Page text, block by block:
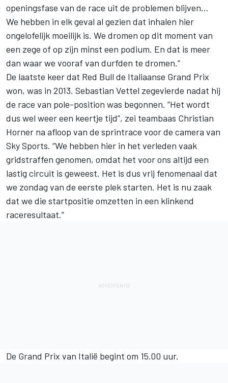
openingsfase van de race uit de problemen blijven...
We hebben in elk geval al gezien dat inhalen hier
ongelofelijk moeilijk is. We dromen op dit moment van
een zege of op zijn minst een podium. En dat is meer
dan waar we vooraf van durfden te dromen.”
De laatste keer dat Red Bull de Italiaanse Grand Prix
won, was in 2013. Sebastian Vettel zegevierde nadat hij
de race van pole-position was begonnen. “Het wordt
dus wel weer een keertje tijd”, zei teambaas Christian
Horner na afloop van de sprintrace voor de camera van
Sky Sports. “We hebben hier in het verleden vaak
gridstraffen genomen, omdat het voor ons altijd een
lastig circuit is geweest. Het is dus vrij fenomenaal dat
we zondag van de eerste plek starten. Het is nu zaak
dat we die startpositie omzetten in een klinkend
raceresultaat.”
De Grand Prix van Italië begint om 15.00 uur.